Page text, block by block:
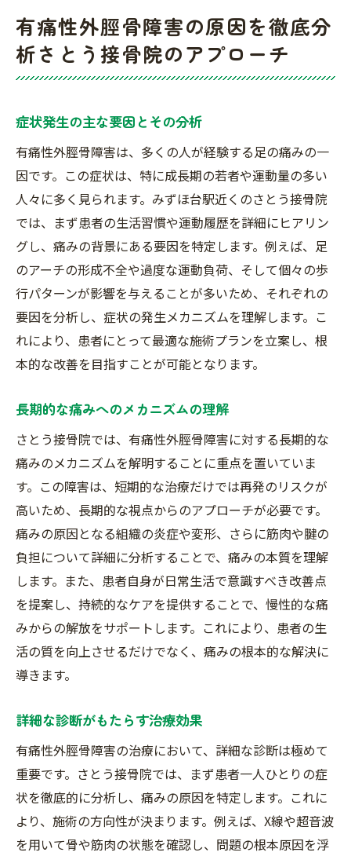
有痛性外脛骨障害の原因を徹底分
析さとう接骨院のアプローチ
症状発生の主な要因とその分析
有痛性外脛骨障害は、多くの人が経験する足の痛みの一
因です。この症状は、特に成長期の若者や運動量の多い
人々に多く見られます。みずほ台駅近くのさとう接骨院
では、まず患者の生活習慣や運動履歴を詳細にヒアリン
グし、痛みの背景にある要因を特定します。例えば、足
のアーチの形成不全や過度な運動負荷、そして個々の歩
行パターンが影響を与えることが多いため、それぞれの
要因を分析し、症状の発生メカニズムを理解します。こ
れにより、患者にとって最適な施術プランを立案し、根
本的な改善を目指すことが可能となります。
長期的な痛みへのメカニズムの理解
さとう接骨院では、有痛性外脛骨障害に対する長期的な
痛みのメカニズムを解明することに重点を置いていま
す。この障害は、短期的な治療だけでは再発のリスクが
高いため、長期的な視点からのアプローチが必要です。
痛みの原因となる組織の炎症や変形、さらに筋肉や腱の
負担について詳細に分析することで、痛みの本質を理解
します。また、患者自身が日常生活で意識すべき改善点
を提案し、持続的なケアを提供することで、慢性的な痛
みからの解放をサポートします。これにより、患者の生
活の質を向上させるだけでなく、痛みの根本的な解決に
導きます。
詳細な診断がもたらす治療効果
有痛性外脛骨障害の治療において、詳細な診断は極めて
重要です。さとう接骨院では、まず患者一人ひとりの症
状を徹底的に分析し、痛みの原因を特定します。これに
より、施術の方向性が決まります。例えば、X線や超音波
を用いて骨や筋肉の状態を確認し、問題の根本原因を浮